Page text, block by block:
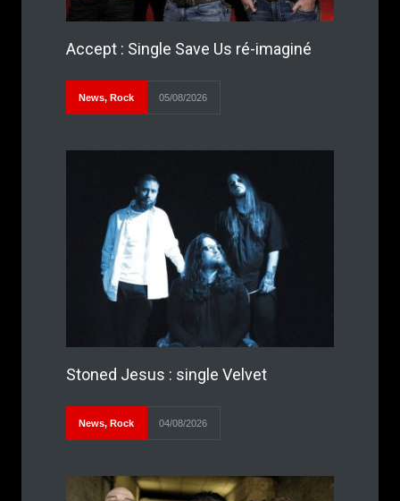
Accept : Single Save Us ré-imaginé
News, Rock 05/08/2026
Stoned Jesus : single Velvet
News, Rock 04/08/2026